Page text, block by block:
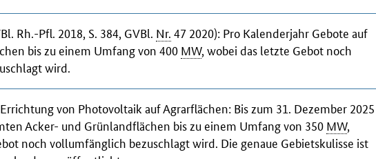
Rh.-Pfl. 2018, S. 384, GVBl. Nr. 47 2020): Pro Kalenderjahr Gebote auf
bis zu einem Umfang von 400 MW, wobei das letzte Gebot noch
wird.
von Photovoltaik auf Agrarflächen: Bis zum 31. Dezember 2025
Acker- und Grünlandflächen bis zu einem Umfang von 350 MW,
noch vollumfänglich bezuschlagt wird. Die genaue Gebietskulisse ist